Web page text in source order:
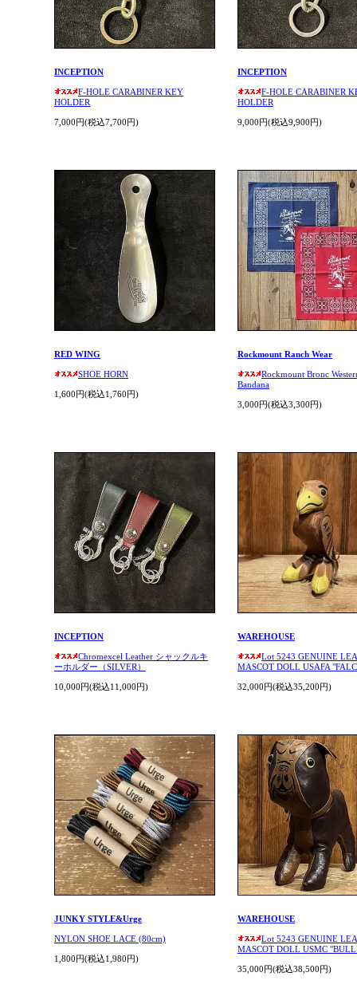
INCEPTION
F-HOLE CARABINER KEY
HOLDER
7,000円(税込7,700円)
INCEPTION
F-HOLE CARABINER
HOLDER
9,000円(税込9,900円)
RED WING
SHOE HORN
1,600円(税込1,760円)
Rockmount Ranch Wear
Rockmount Bronc
Bandana
3,000円(税込3,300円)
INCEPTION
Chromexcel Leather シャックルキ
ーホルダー（SILVER）
10,000円(税込11,000円)
WAREHOUSE
Lot 5243 GENUINE
MASCOT DOLL USAFA
32,000円(税込35,200円)
JUNKY STYLE&Urge
NYLON SHOE LACE (80cm)
1,800円(税込1,980円)
WAREHOUSE
Lot 5243 GENUINE
MASCOT DOLL USMC
35,000円(税込38,500円)